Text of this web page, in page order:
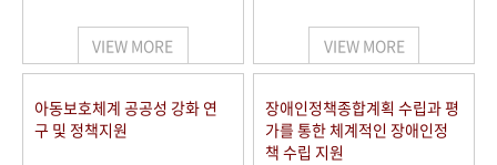
VIEW MORE VIEW MORE
아동보호체계 공공성 강화 연
구 및 정책지원
장애인정책종합계획 수립과 평
가를 통한 체계적인 장애인정
책 수립 지원